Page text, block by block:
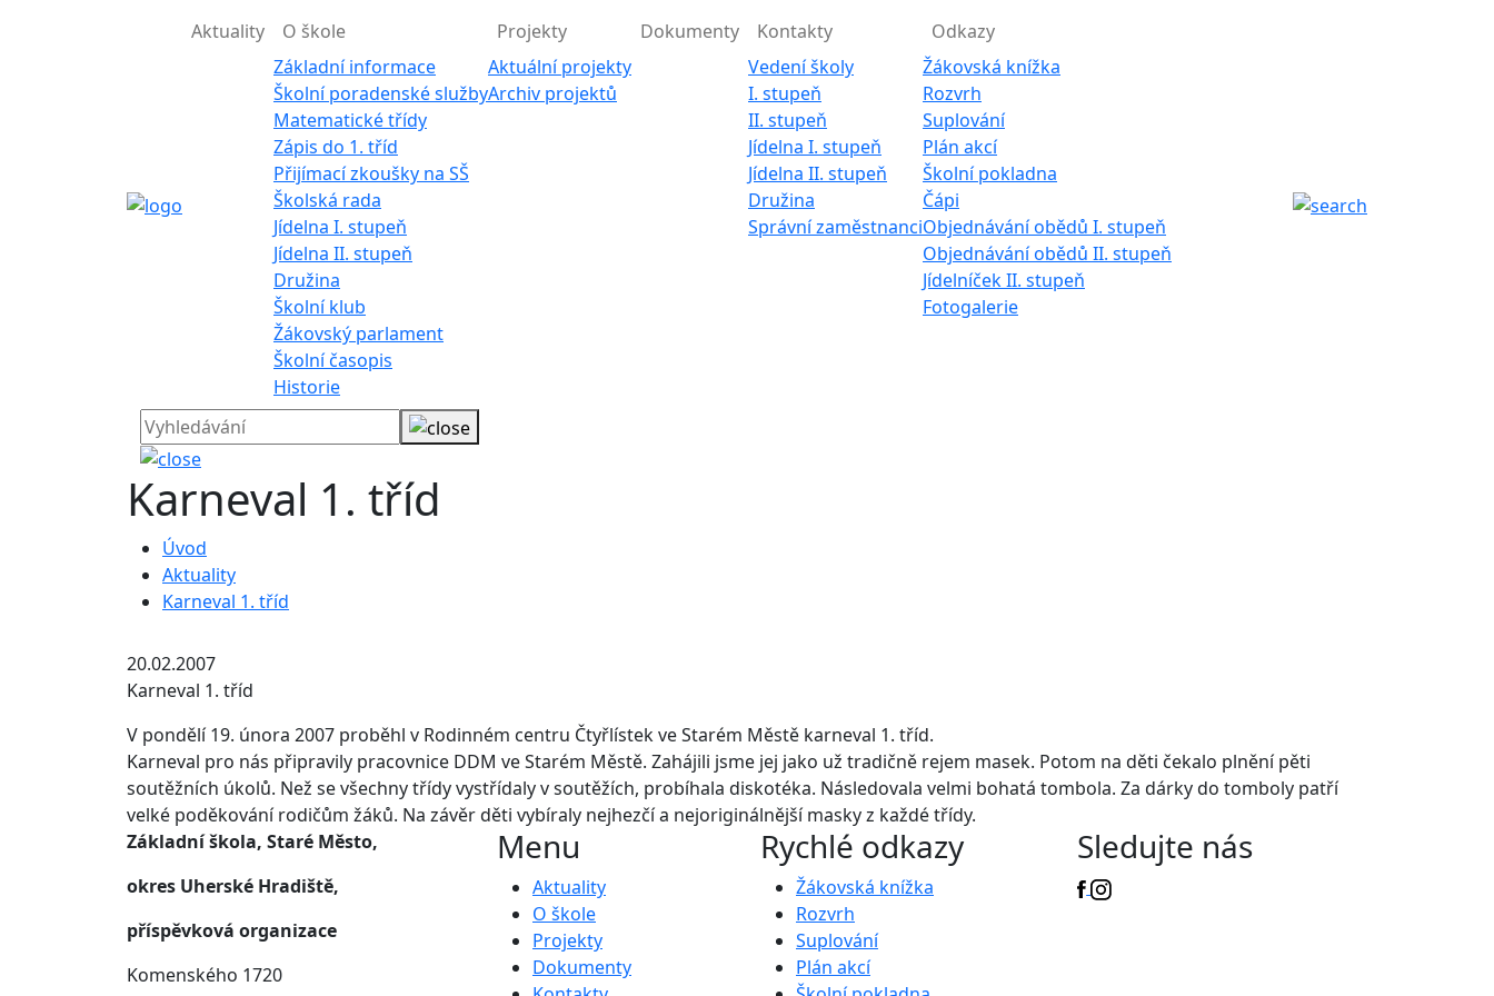
Aktuality
O škole
Základní informace
Školní poradenské služby
Matematické třídy
Zápis do 1. tříd
Přijímací zkoušky na SŠ
Školská rada
Jídelna I. stupeň
Jídelna II. stupeň
Družina
Školní klub
Žákovský parlament
Školní časopis
Historie
Projekty
Aktuální projekty
Archiv projektů
Dokumenty
Kontakty
Vedení školy
I. stupeň
II. stupeň
Jídelna I. stupeň
Jídelna II. stupeň
Družina
Správní zaměstnanci
Odkazy
Žákovská knížka
Rozvrh
Suplování
Plán akcí
Školní pokladna
Čápi
Objednávání obědů I. stupeň
Objednávání obědů II. stupeň
Jídelníček II. stupeň
Fotogalerie
Karneval 1. tříd
Úvod
Aktuality
Karneval 1. tříd
20.02.2007
Karneval 1. tříd
V pondělí 19. února 2007 proběhl v Rodinném centru Čtyřlístek ve Starém Městě karneval 1. tříd.
Karneval pro nás připravily pracovnice DDM ve Starém Městě. Zahájili jsme jej jako už tradičně rejem masek. Potom na děti čekalo plnění pěti
soutěžních úkolů. Než se všechny třídy vystřídaly v soutěžích, probíhala diskotéka. Následovala velmi bohatá tombola. Za dárky do tomboly patří
velké poděkování rodičům žáků. Na závěr děti vybíraly nejhezčí a nejoriginálnější masky z každé třídy.
Základní škola, Staré Město,
okres Uherské Hradiště,
příspěvková organizace
Komenského 1720
Menu
Aktuality
O škole
Projekty
Dokumenty
Rychlé odkazy
Žákovská knížka
Rozvrh
Suplování
Plán akcí
Sledujte nás